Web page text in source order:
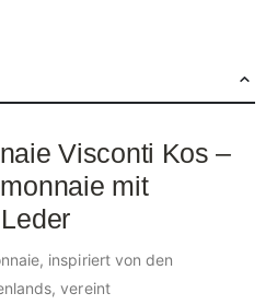
Visconti Kos –
mit
inspiriert von den
vereint